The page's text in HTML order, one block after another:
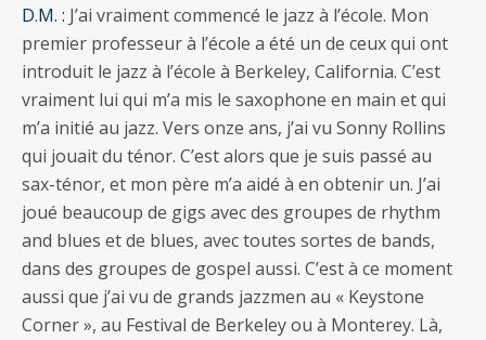
D.M. : J’ai vraiment commencé le jazz à l’école. Mon
premier professeur à l’école a été un de ceux qui ont
introduit le jazz à l’école à Berkeley, California. C’est
vraiment lui qui m’a mis le saxophone en main et qui
m’a initié au jazz. Vers onze ans, j’ai vu Sonny Rollins
qui jouait du ténor. C’est alors que je suis passé au
sax-ténor, et mon père m’a aidé à en obtenir un. J’ai
joué beaucoup de gigs avec des groupes de rhythm
and blues et de blues, avec toutes sortes de bands,
dans des groupes de gospel aussi. C’est à ce moment
aussi que j’ai vu de grands jazzmen au « Keystone
Corner », au Festival de Berkeley ou à Monterey. Là,